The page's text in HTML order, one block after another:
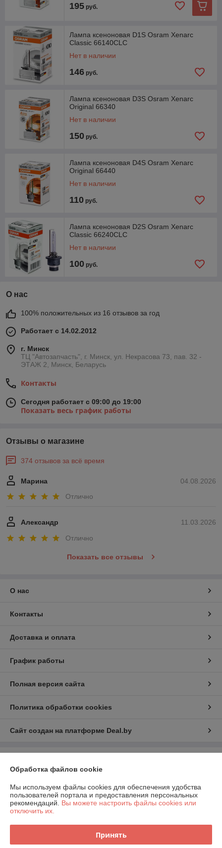
195 руб.
Лампа ксеноновая D1S Osram Xenarc
Classic 66140CLC
Нет в наличии
146 руб.
Лампа ксеноновая D3S Osram Xenarc
Original 66340
Нет в наличии
150 руб.
Лампа ксеноновая D4S Osram Xenarc
Original 66440
Нет в наличии
110 руб.
Лампа ксеноновая D2S Osram Xenarc
Classic 66240CLC
Нет в наличии
100 руб.
О нас
100% положительных из 16 отзывов за год
Работает с 14.02.2012
г. Минск
ТЦ "Автозапчасть", г. Минск, ул. Некрасова 73, пав. 32 -
ЭТАЖ 2, Минск, Беларусь
Контакты
Сегодня работает с 09:00 до 19:00
Показать весь график работы
Отзывы о магазине
374 отзывов за всё время
04.08.2026
Марина
Отлично
11.03.2026
Александр
Отлично
Показать все отзывы
О нас
Контакты
Доставка и оплата
График работы
Полная версия сайта
Политика обработки cookies
Сайт создан на платформе Deal.by
предприниматель Шаршавицкий Дмитрий Валерьевич
220033, г.Минск, пр-т Партизанский, 19а-6
Регистрационный номер ЕГР: 192409619
Регистрационный орган: Минский горисполком
Обработка файлов cookie
Мы используем файлы cookies для обеспечения удобства
пользователей портала и предоставления персональных
рекомендаций. Вы можете настроить файлы cookies или
отключить их.
Принять